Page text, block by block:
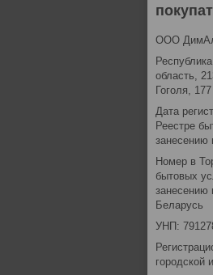
ООО
область,
Гоголя, 177
Дата
Реестре
занесению
Номер в
бытовых
занесению
Беларусь
УНП:
городской